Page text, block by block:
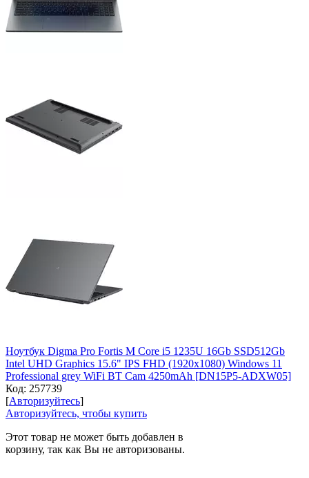
Ноутбук Digma Pro Fortis M Core i5 1235U 16Gb SSD512Gb
Intel UHD Graphics 15.6" IPS FHD (1920x1080) Windows 11
Professional grey WiFi BT Cam 4250mAh [DN15P5-ADXW05]
Код: 257739
[Авторизуйтесь]
Авторизуйтесь, чтобы купить
Этот товар не может быть добавлен в
корзину, так как Вы не авторизованы.